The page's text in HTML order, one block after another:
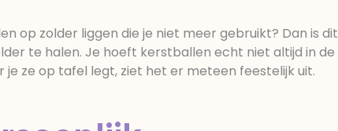
op zolder liggen die je niet meer gebruikt? Dan is dit
te halen. Je hoeft kerstballen echt niet altijd in de
je ze op tafel legt, ziet het er meteen feestelijk uit.